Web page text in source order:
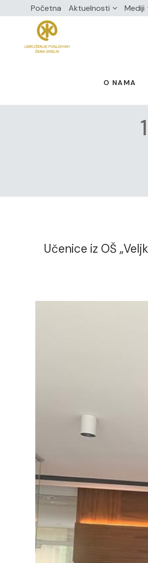
Početna Aktuelnosti Mediji
O NAMA
Učenice iz OŠ